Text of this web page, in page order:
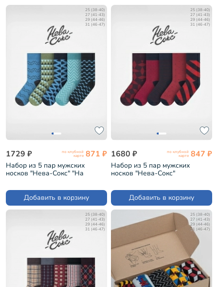
25 (38-40)
27 (41-43)
29 (44-46)
31 (46-47)
1729 ₽ по клубной
карте 871 ₽
Набор из 5 пар мужских
носков "Нева-Сокс" "На
Добавить в корзину
25 (38-40)
27 (41-43)
29 (44-46)
31 (46-47)
1680 ₽ по клубной
карте 847 ₽
Набор из 5 пар мужских
носков "Нева-Сокс"
Добавить в корзину
25 (38-40)
27 (41-43)
29 (44-46)
31 (46-47)
25 (38-40)
27 (41-43)
29 (44-46)
31 (46-47)